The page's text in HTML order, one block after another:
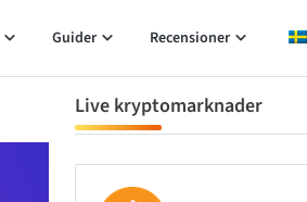
Guider Recensioner
Live kryptomarknader